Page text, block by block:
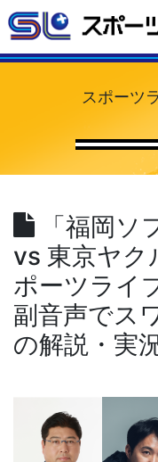
スポーツ
「福岡ソ
vs 東京ヤク
ポーツライ
副音声でス
の解説・実